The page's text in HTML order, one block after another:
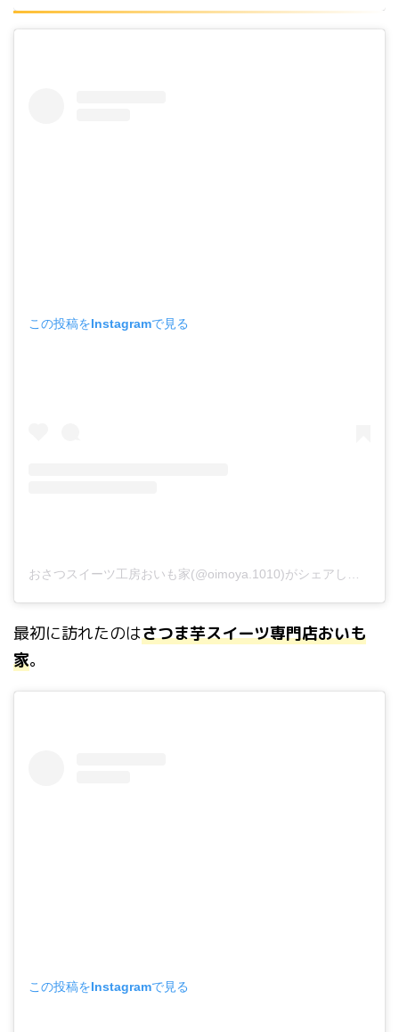
この投稿をInstagramで見る
最初に訪れたのはさつま芋スイーツ専門店おいも
家。
この投稿をInstagramで見る